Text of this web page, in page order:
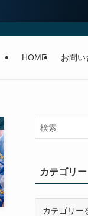
HOME お問い
カテゴリー